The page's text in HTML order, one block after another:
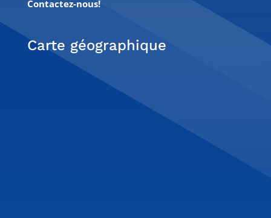
Contactez-nous!
Carte géographique